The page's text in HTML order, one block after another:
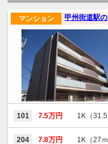
甲州街道駅
マンション
101 7.5万円 1K（
204 7.8万円 1K（27